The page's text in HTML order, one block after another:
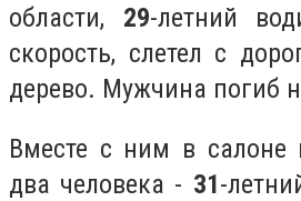
области, 29-летний
скорость, слетел с
дерево. Мужчина погиб
Вместе с ним в салоне
два человека - 31-